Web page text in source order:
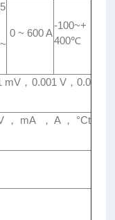
0 ~ 600 A
-100~+
400℃
，0.001 V，0.0
mA ， A ， °Ct